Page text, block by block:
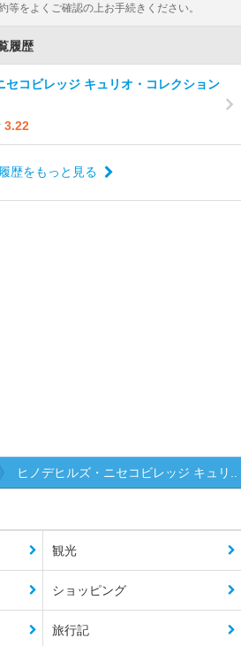
等をよくご確認の上お手続きください。
履歴
セコビレッジ キュリオ・コレクション
3.22
歴をもっと見る
ヒノデヒルズ・ニセコビレッジ キュリ..
観光
ショッピング
旅行記